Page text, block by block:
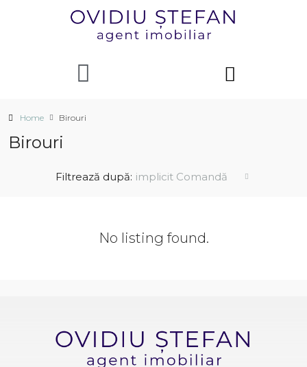
Home Birouri
Birouri
Filtrează după: implicit Comandă
No listing found.